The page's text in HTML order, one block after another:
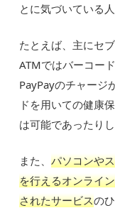
とに気づいている
たとえば、主にセ
ATMではバーコー
PayPayのチャージ
ドを用いての健康
は可能であったりし
また、パソコンや
を行えるオンライ
されたサービスの